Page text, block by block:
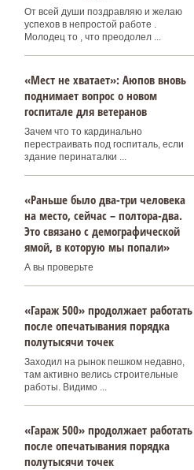
От всей души поздравляю и желаю
успехов в непростой работе .
Молодец то , что преодолел ...
«Мест не хватает»: Аюпов вновь
поднимает вопрос о новом
госпитале для ветеранов
Зачем что то кардинально
перестраивать под госпиталь, если
здание перинаталки ...
«Раньше было два-три человека
на место, сейчас – полтора-два.
Это связано с демографической
ямой, в которую мы попали»
А вы проверьте
«Гараж 500» продолжает работать
после опечатывания порядка
полутысячи точек
Заходил на рынок пешком недавно,
там активно велись строительные
работы. Видимо ...
«Гараж 500» продолжает работать
после опечатывания порядка
полутысячи точек